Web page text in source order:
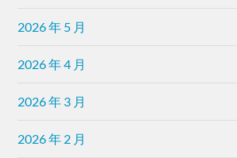
2026 年 5 月
2026 年 4 月
2026 年 3 月
2026 年 2 月